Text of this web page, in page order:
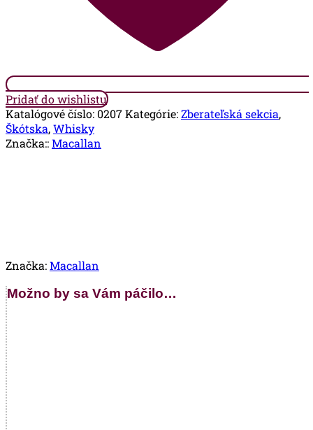
Pridať do wishlistu
Katalógové číslo: 0207Kategórie:Zberateľská sekcia,
Škótska,Whisky
Značka::Macallan
Značka:Macallan
Možno by sa Vám páčilo…